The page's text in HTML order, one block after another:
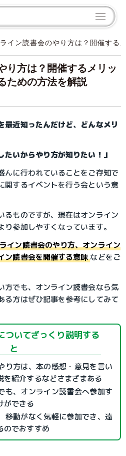
イン読書会のやり方は？開催する
り方は？開催するメリッ
ための方法を解説
最近知ったんだけど、どんなメリ
たいからやり方が知りたい！」
んに行われていることをご存知で
関するイベントを行う会という意
るものですが、現在はオンライン
参加しやすくなっています。
イン読書会のやり方、オンライン
ン読書会を開催する意味などをご
方でも、オンライン読書会なら気
る方はぜひ記事を参考にしてみて
ついてざっくり説明する
と
り方は、本の感想・意見を言い
を紹介するなどさまざまある
も、オンライン読書会へ参加す
ができる
移動がなく気軽に参加でき、遠
のでおすすめ